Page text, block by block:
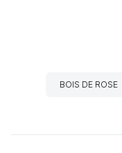
BOIS DE ROSE